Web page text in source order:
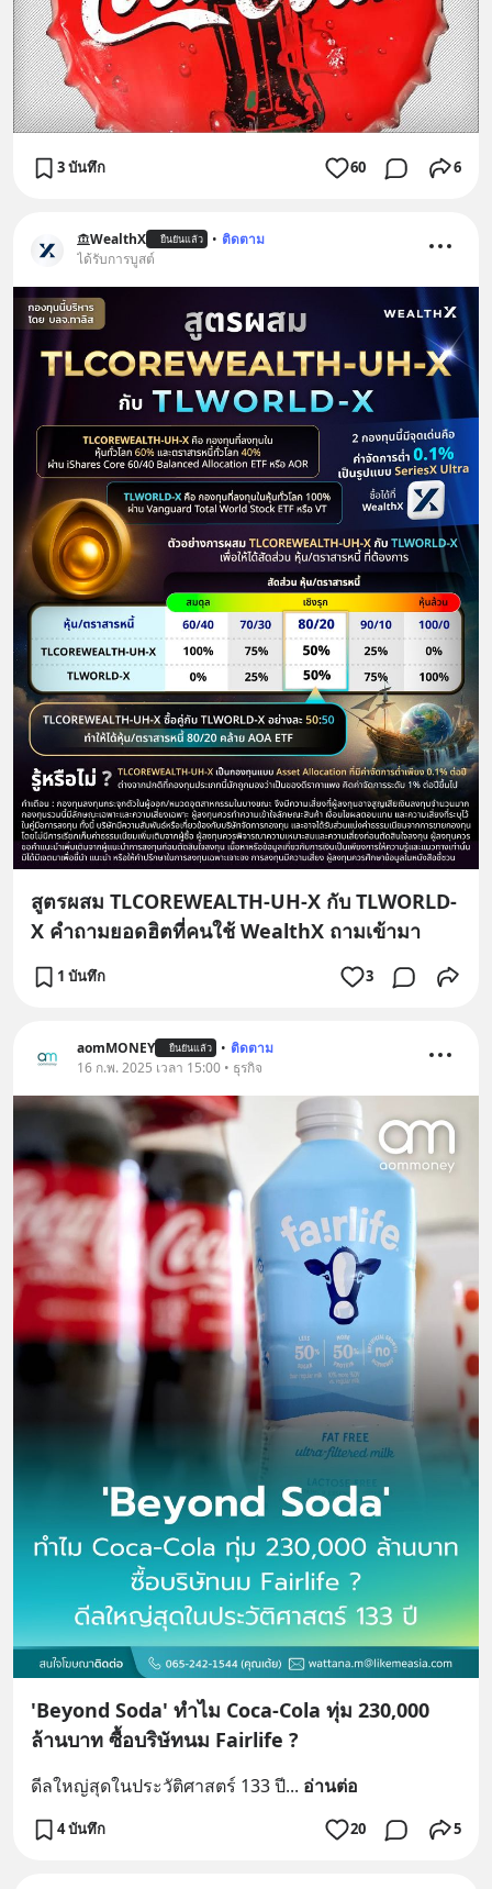
3 บันทึก 60 6
WealthX ยืนยันแล้ว • ติดตาม
ได้รับการบูสต์
สูตรผสม TLCOREWEALTH-UH-X กับ TLWORLD-
X คำถามยอดฮิตที่คนใช้ WealthX ถามเข้ามา
1 บันทึก 3
aomMONEY ยืนยันแล้ว • ติดตาม
16 ก.พ. 2025 เวลา 15:00 • ธุรกิจ
'Beyond Soda' ทำไม Coca-Cola ทุ่ม 230,000
ล้านบาท ซื้อบริษัทนม Fairlife ?
ดีลใหญ่สุดในประวัติศาสตร์ 133 ปี... อ่านต่อ
4 บันทึก 20 5